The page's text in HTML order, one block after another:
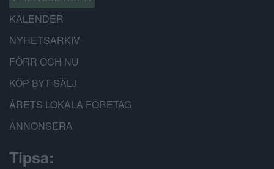
KALENDER
NYHETSARKIV
FÖRR OCH NU
KÖP-BYT-SÄLJ
ÅRETS LOKALA FÖRETAG
ANNONSERA
Tipsa: